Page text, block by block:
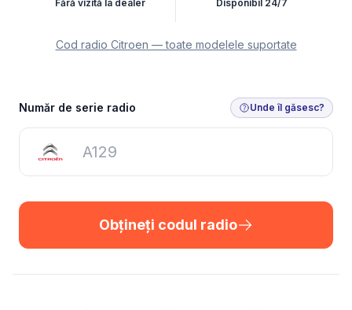
Fără vizită la dealer Disponibil 24/7
Cod radio Citroen — toate modelele suportate
Obțineți codul radio
Număr de serie radio Unde îl găsesc?
Obțineți codul radio